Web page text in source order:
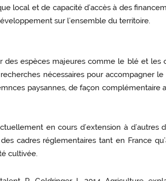
local et de capacité d’accès à des
sur l’ensemble du territoire.
des espèces majeures comme le blé et
nécessaires pour accompagner
paysannes, de façon
en cours d’extension à d’autres
cadres réglementaires tant en France
cultivée.